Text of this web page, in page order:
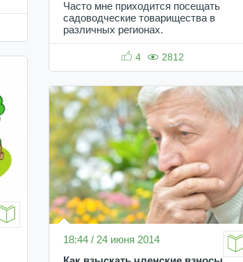
Часто мне приходится посещать
садоводческие товарищества в
различных регионах.
4 2812
18:44 / 24 июня 2014